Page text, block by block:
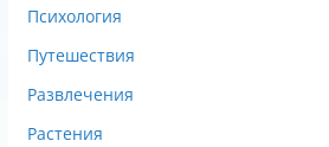
Психология
Путешествия
Развлечения
Растения